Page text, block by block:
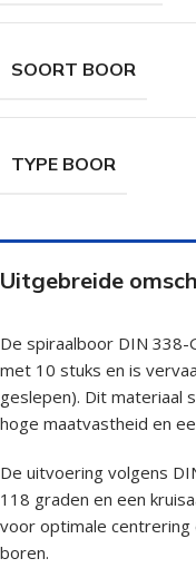
SOORT BOOR
TYPE BOOR
Uitgebreide
De spiraalboor DIN
met 10 stuks en is
geslepen). Dit materiaal
hoge maatvastheid en
De uitvoering volgens
118 graden en een
voor optimale centrering
boren.